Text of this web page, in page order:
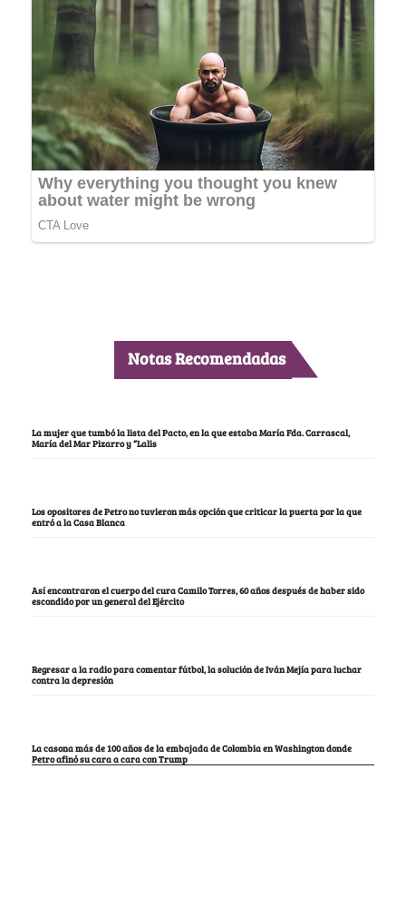
Notas Recomendadas
La mujer que tumbó la lista del Pacto, en la que estaba María Fda. Carrascal,
María del Mar Pizarro y “Lalis
Los opositores de Petro no tuvieron más opción que criticar la puerta por la que
entró a la Casa Blanca
Así encontraron el cuerpo del cura Camilo Torres, 60 años después de haber sido
escondido por un general del Ejército
Regresar a la radio para comentar fútbol, la solución de Iván Mejía para luchar
contra la depresión
La casona más de 100 años de la embajada de Colombia en Washington donde
Petro afinó su cara a cara con Trump